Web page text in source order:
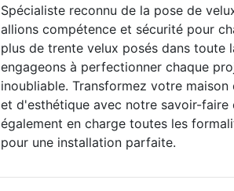
Spécialiste reconnu de la pose de
allions compétence et sécurité pour
plus de trente velux posés dans toute
engageons à perfectionner chaque
inoubliable. Transformez votre maison
et d'esthétique avec notre savoir-faire
également en charge toutes les
pour une installation parfaite.